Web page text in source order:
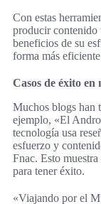
Con estas
producir
beneficios de su
forma más
Casos de éxito en
Muchos blogs han
ejemplo, «El
tecnología usa
esfuerzo y
Fnac. Esto
para tener éxito.
«Viajando por el